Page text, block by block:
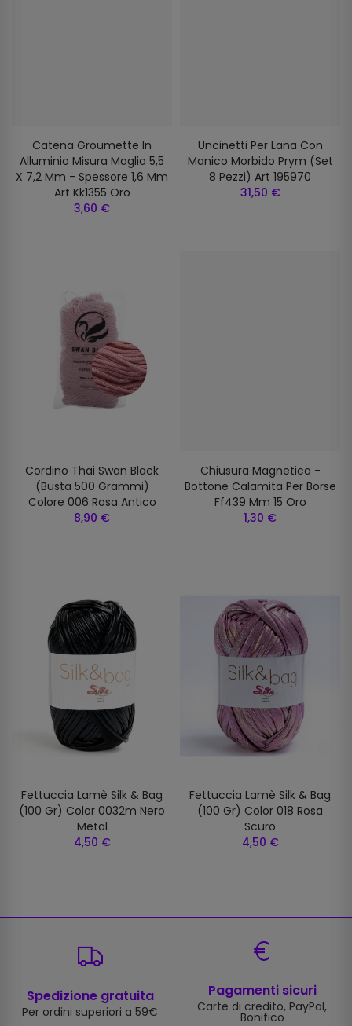
Catena Groumette In
Alluminio Misura Maglia 5,5
X 7,2 Mm - Spessore 1,6 Mm
Art Kk1355 Oro
3,60 €
Uncinetti Per Lana Con
Manico Morbido Prym (set
8 Pezzi) Art 195970
31,50 €
Cordino Thai Swan Black
(busta 500 Grammi)
Colore 006 Rosa Antico
8,90 €
Chiusura Magnetica -
Bottone Calamita Per Borse
Ff439 Mm 15 Oro
1,30 €
Fettuccia Lamè Silk & Bag
(100 Gr) Color 0032m Nero
Metal
4,50 €
Fettuccia Lamè Silk & Bag
(100 Gr) Color 018 Rosa
Scuro
4,50 €
Spedizione gratuita
Per ordini superiori a 59€
Pagamenti sicuri
Carte di credito, PayPal,
Bonifico